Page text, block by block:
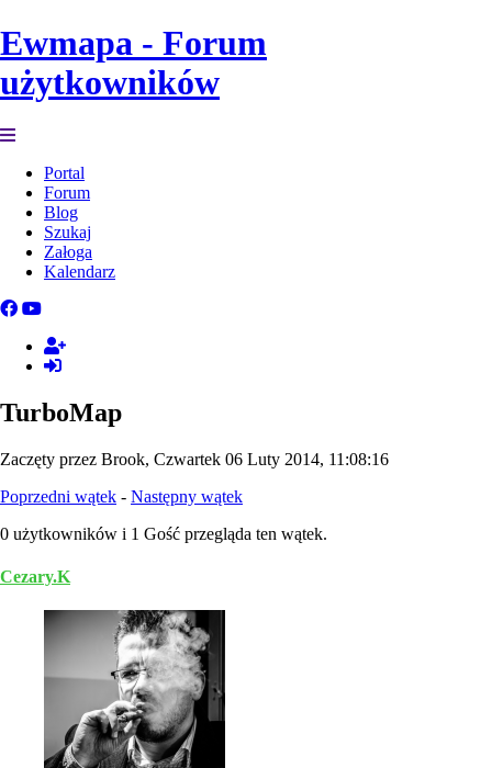
Ewmapa - Forum
użytkowników
Portal
Forum
Blog
Szukaj
Załoga
Kalendarz
TurboMap
Zaczęty przez Brook, Czwartek 06 Luty 2014, 11:08:16
Poprzedni wątek - Następny wątek
0 użytkowników i 1 Gość przegląda ten wątek.
Cezary.K